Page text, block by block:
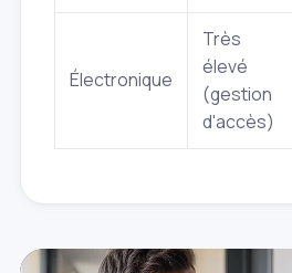
Électronique
Très
élevé
(gestion
d'accès)